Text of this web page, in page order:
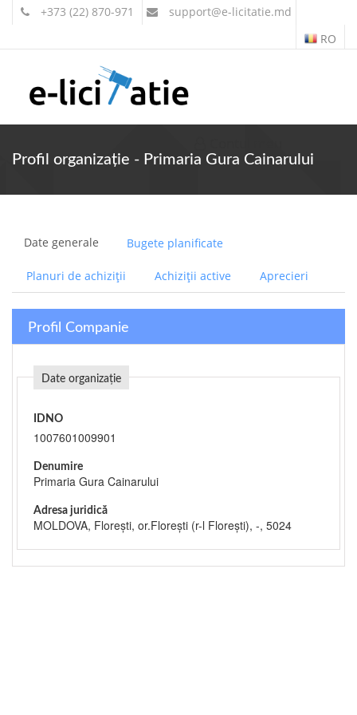
+373 (22) 870-971 support@e-licitatie.md
RO
Profil organizație - Primaria Gura Cainarului
Date generale Bugete planificate
Planuri de achiziții Achiziții active Aprecieri
Profil Companie
Date organizație
IDNO
1007601009901
Denumire
Primaria Gura Cainarului
Adresa juridică
MOLDOVA, Floreşti, or.Floreşti (r-l Floreşti), -, 5024